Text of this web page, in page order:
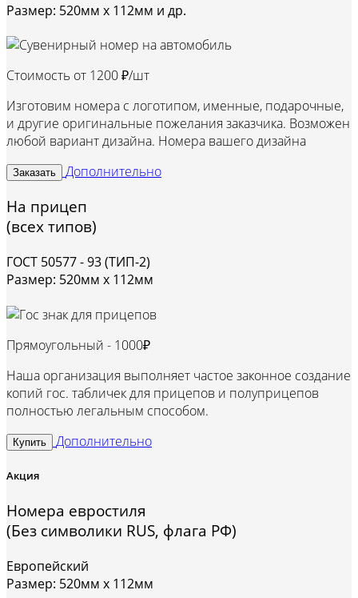
Размер: 520мм х 112мм и др.
Стоимость от 1200 ₽/шт
Изготовим номера с логотипом, именные, подарочные,
и другие оригинальные пожелания заказчика. Возможен
любой вариант дизайна. Номера вашего дизайна
Заказать Дополнительно
На прицеп
(всех типов)
ГОСТ 50577 - 93 (ТИП-2)
Размер: 520мм х 112мм
Прямоугольный - 1000₽
Наша организация выполняет частое законное создание
копий гос. табличек для прицепов и полуприцепов
полностью легальным способом.
Купить Дополнительно
Акция
Номера евростиля
(Без символики RUS, флага РФ)
Европейский
Размер: 520мм х 112мм